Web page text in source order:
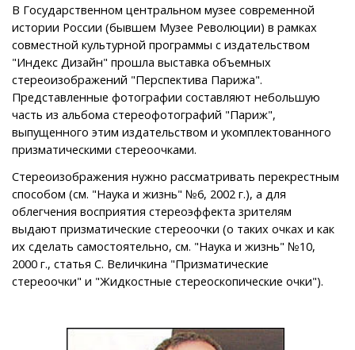
В Государственном центральном музее современной
истории России (бывшем Музее Революции) в рамках
совместной культурной программы с издательством
"Индекс Дизайн" прошла выставка объемных
стереоизображений "Перспектива Парижа".
Представленные фотографии составляют небольшую
часть из альбома стереофотографий "Париж",
выпущенного этим издательством и укомплектованного
призматическими стереоочками.
Стереоизображения нужно рассматривать перекрестным
способом (см. "Наука и жизнь" №6, 2002 г.), а для
облегчения восприятия стереоэффекта зрителям
выдают призматические стереоочки (о таких очках и как
их сделать самостоятельно, см. "Наука и жизнь" №10,
2000 г., статья С. Величкина "Призматические
стереоочки" и "Жидкостные стереоскопические очки").